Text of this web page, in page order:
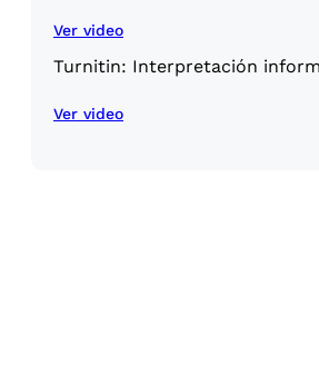
Ver video
Turnitin: Interpretación
Ver video